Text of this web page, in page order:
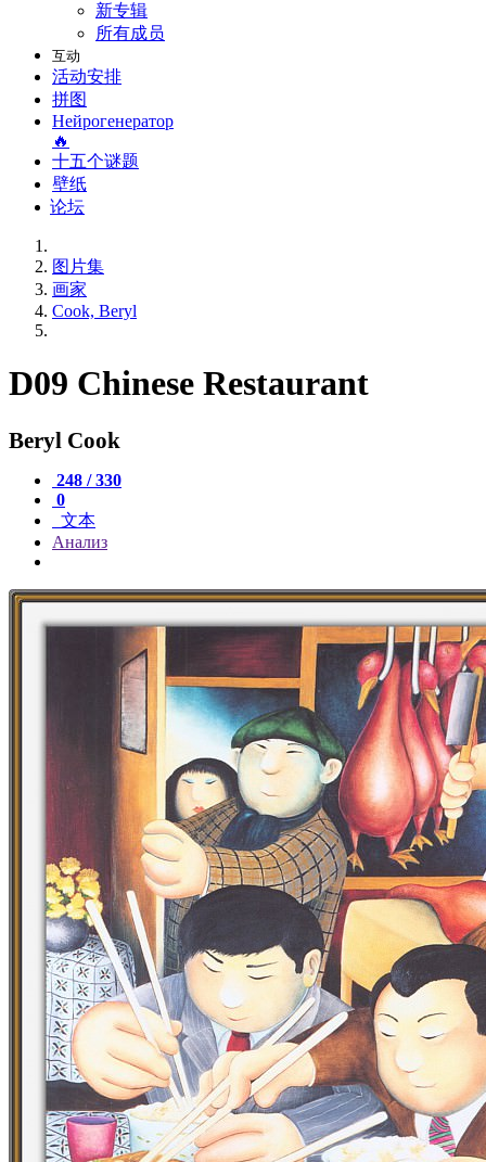
新专辑
所有成员
互动
活动安排
拼图
Нейрогенератор
🔥
十五个谜题
壁纸
论坛
图片集
画家
Cook, Beryl
D09 Chinese Restaurant
Beryl Cook
248 / 330
0
文本
Анализ